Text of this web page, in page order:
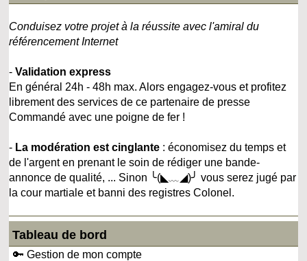
Conduisez votre projet à la réussite avec l'amiral du
référencement Internet
-Validation express
En général 24h - 48h max. Alors engagez-vous et profitez
librement des services de ce partenaire de presse
Commandé avec une poigne de fer !
- La modération est cinglante : économisez du temps et
de l'argent en prenant le soin de rédiger une bande-
annonce de qualité, ... Sinon ╰(◣﹏◢)╯ vous serez jugé par
la cour martiale et banni des registres Colonel.
Tableau de bord
🔑 Gestion de mon compte